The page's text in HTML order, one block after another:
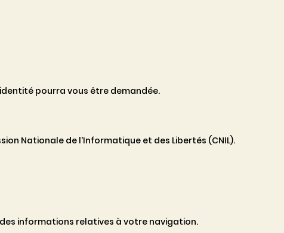
pourra vous être demandée.
Nationale de l'Informatique et des Libertés (CNIL).
informations relatives à votre navigation.